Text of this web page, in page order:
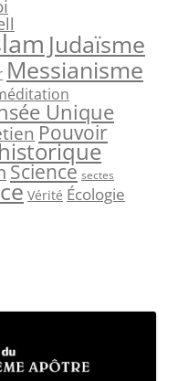
Judaïsme
Messianisme
Unique
Pouvoir
Science sectes
Vérité Écologie